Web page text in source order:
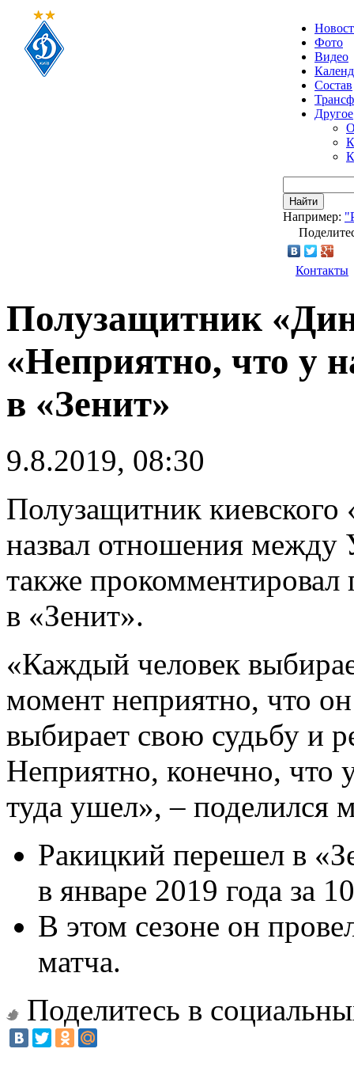
Фото
Видео
Состав
Другое
Найти
Например:
Контакты
Полузащитник
«Неприятно, что у
в «Зенит»
9.8.2019, 08:30
Полузащитник
назвал отношения между
также прокомментировал
в «Зенит».
«Каждый человек
момент неприятно, что
выбирает свою судьбу и
Неприятно, конечно, что
туда ушел», – поделился
Ракицкий перешел в
в январе 2019 года за
В этом сезоне он
матча.
Поделитесь в